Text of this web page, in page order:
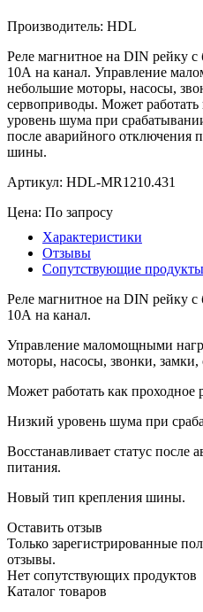
Производитель: HDL
Реле магнитное на DIN рейку с
10А на канал. Управление
небольшие моторы, насосы,
сервоприводы. Может
уровень шума при
после аварийного отключения
шины.
Артикул: HDL-MR1210.431
Цена: По запросу
Характеристики
Отзывы
Сопутствующие продукты
Реле магнитное на DIN рейку с
10А на канал.
Управление маломощными
моторы, насосы, звонки,
Может работать как проходное
Низкий уровень шума при
Восстанавливает статус после
питания.
Новый тип крепления шины.
Оставить отзыв
Только зарегистрированные
отзывы.
Нет сопутствующих продуктов
Каталог товаров